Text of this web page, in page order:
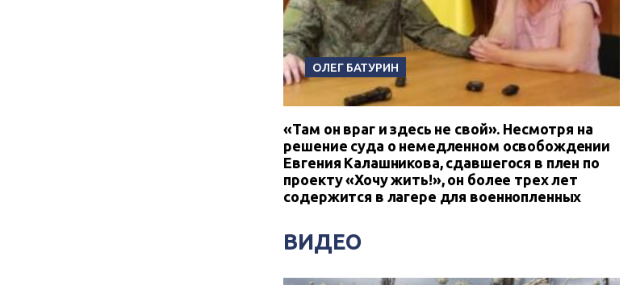
ОЛЕГ БАТУРИН
«Там он враг и здесь не свой». Несмотря на
решение суда о немедленном освобождении
Евгения Калашникова, сдавшегося в плен по
проекту «Хочу жить!», он более трех лет
содержится в лагере для военнопленных
ВИДЕО